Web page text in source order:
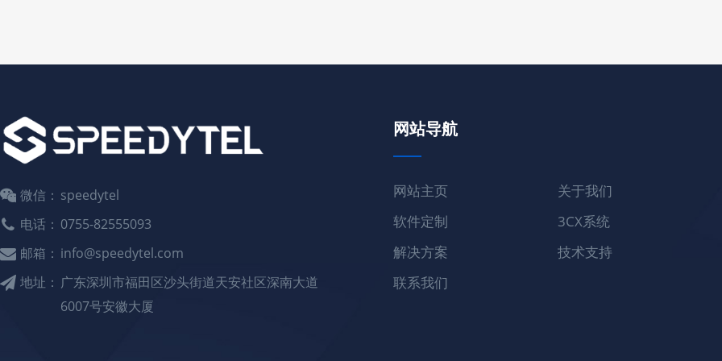
微信： speedytel
电话： 0755-82555093
邮箱： info@speedytel.com
地址： 广东深圳市福田区沙头街道天安社区深南大道
6007号安徽大厦
网站导航
网站主页
关于我们
软件定制
3CX系统
解决方案
技术支持
联系我们